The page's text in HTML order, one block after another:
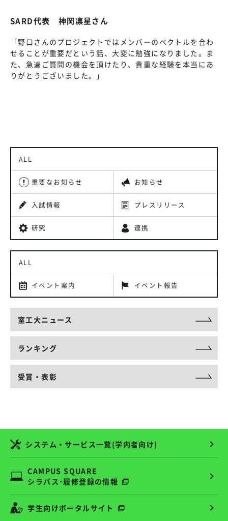
SARD代表 神岡凛星さん
「野口さんのプロジェクトではメンバーのベクトルを合わ
せることが重要だという話、大変に勉強になりました。ま
た、急遽ご質問の機会を頂けたり、貴重な経験を本当にあ
りがとうございました。」
ALL
重要なお知らせ お知らせ
入試情報 プレスリリース
研究 連携
ALL
イベント案内 イベント報告
室工大ニュース
ランキング
受賞・表彰
システム・サービス一覧(学内者向け)
CAMPUS SQUARE
シラバス･履修登録の情報
学生向けポータルサイト